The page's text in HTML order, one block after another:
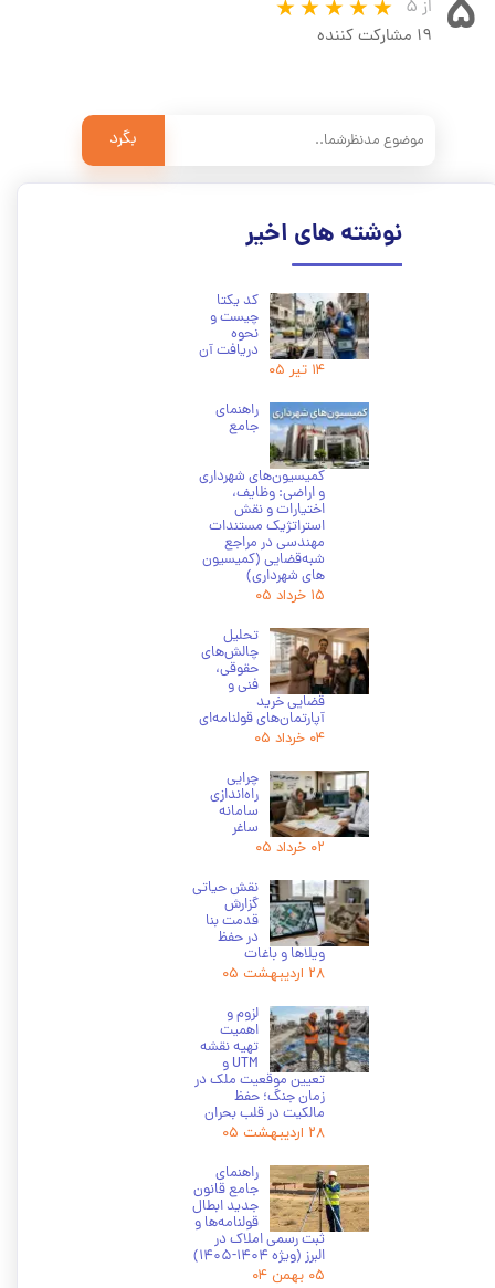
۵ از ۵
۱۹ مشارکت کننده
نوشته های اخیر
کد یکتا
چیست و
نحوه
دریافت آن
۱۴ تیر ۰۵
راهنمای
جامع
کمیسیون‌های شهرداری
و اراضی: وظایف،
اختیارات و نقش
استراتژیک مستندات
مهندسی در مراجع
شبه‌قضایی (کمیسیون
های شهرداری)
۱۵ خرداد ۰۵
تحلیل
چالش‌های
حقوقی،
فنی و
قضایی خرید
آپارتمان‌های قولنامه‌ای
۰۴ خرداد ۰۵
چرایی
راه‌اندازی
سامانه
ساغر
۰۲ خرداد ۰۵
نقش حیاتی
گزارش
قدمت بنا
در حفظ
ویلاها و باغات
۲۸ اردیبهشت ۰۵
لزوم و
اهمیت
تهیه نقشه
UTM و
تعیین موقعیت ملک در
زمان جنگ؛ حفظ
مالکیت در قلب بحران
۲۸ اردیبهشت ۰۵
راهنمای
جامع قانون
جدید ابطال
قولنامه‌ها و
ثبت رسمی املاک در
البرز (ویژه 1404-1405)
۰۵ بهمن ۰۴
بگرد